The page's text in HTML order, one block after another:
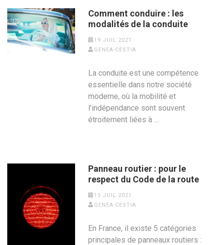
Comment conduire : les
modalités de la conduite
19 JUIL 2021
GENEA-CESTIA
La conduite est une compétence
essentielle dans notre société
moderne, où la mobilité et
l’indépendance sont souvent
étroitement liées à …
Panneau routier : pour le
respect du Code de la route
15 JUIL 2021
GENEA-CESTIA
En France, il existe 5 catégories
principales de panneaux routiers :